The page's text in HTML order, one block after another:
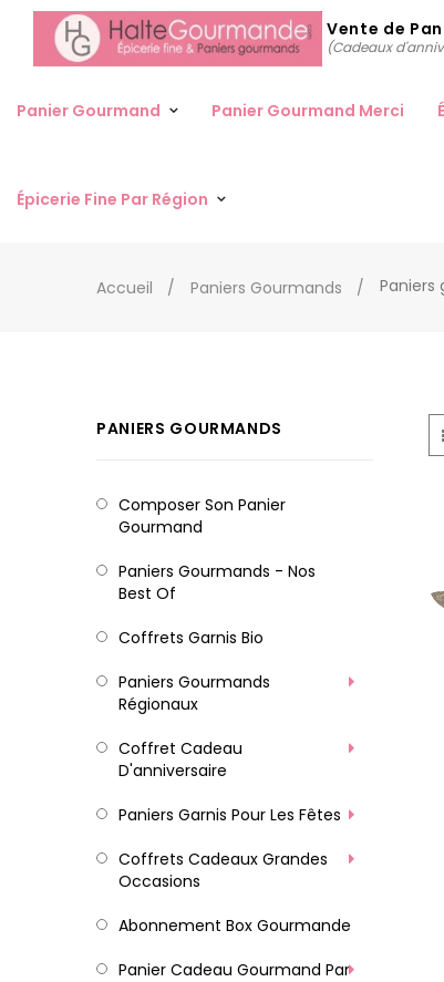
Vente de
(Cadeaux
Panier Gourmand Panier Gourmand Merci
Épicerie Fine Par Région
Accueil Paniers Gourmands Paniers
PANIERS GOURMANDS
Composer Son Panier
Gourmand
Paniers Gourmands - Nos
Best Of
Coffrets Garnis Bio
Paniers Gourmands
Régionaux
Coffret Cadeau
D'anniversaire
Paniers Garnis Pour Les Fêtes
Coffrets Cadeaux Grandes
Occasions
Abonnement Box Gourmande
Panier Cadeau Gourmand Par